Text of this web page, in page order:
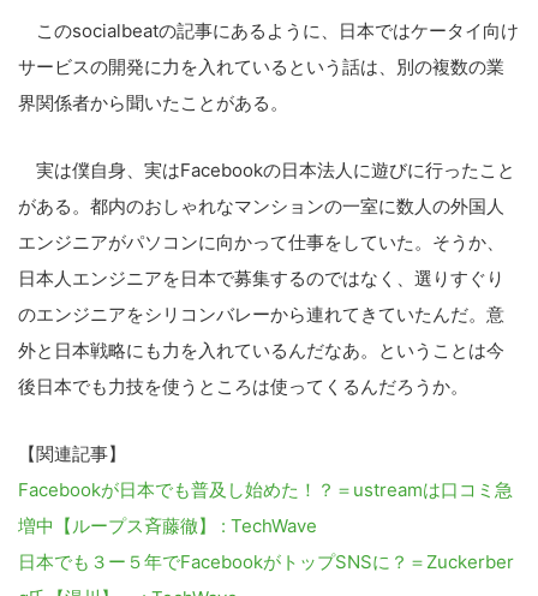
このsocialbeatの記事にあるように、日本ではケータイ向け
サービスの開発に力を入れているという話は、別の複数の業
界関係者から聞いたことがある。
実は僕自身、実はFacebookの日本法人に遊びに行ったこと
がある。都内のおしゃれなマンションの一室に数人の外国人
エンジニアがパソコンに向かって仕事をしていた。そうか、
日本人エンジニアを日本で募集するのではなく、選りすぐり
のエンジニアをシリコンバレーから連れてきていたんだ。意
外と日本戦略にも力を入れているんだなあ。ということは今
後日本でも力技を使うところは使ってくるんだろうか。
【関連記事】
Facebookが日本でも普及し始めた！？＝ustreamは口コミ急
増中【ループス斉藤徹】 : TechWave
日本でも３ー５年でFacebookがトップSNSに？＝Zuckerber